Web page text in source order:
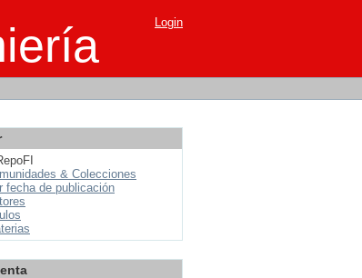
Login
& Colecciones
fecha de publicación